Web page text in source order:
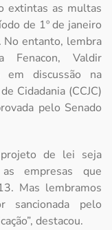
extintas as multas
de 1º de janeiro
entanto, lembra
Fenacon, Valdir
em discussão na
Cidadania (CCJC)
pelo Senado
projeto de lei seja
empresas que
Mas lembramos
pelo
destacou.